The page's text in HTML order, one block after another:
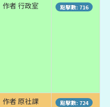
作者 行政室 點擊數: 716
作者 原社課 點擊數: 724